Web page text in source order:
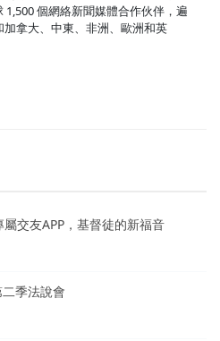
1,500 個網絡新聞媒體合作伙伴，遍
拿大、中東、非洲、歐洲和英
屬交友APP，基督徒的新福音
季法說會